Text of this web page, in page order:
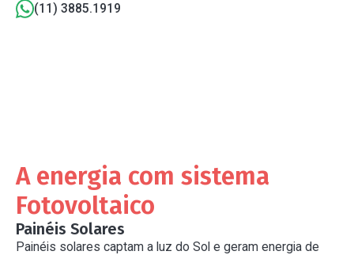
(11) 3885.1919
A energia com sistema
Fotovoltaico
Painéis Solares
Painéis solares captam a luz do Sol e geram energia de